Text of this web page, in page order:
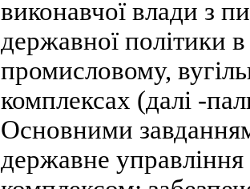
виконавчої влади з
державної політики
промисловому,
комплексах (далі -
Основними
державне